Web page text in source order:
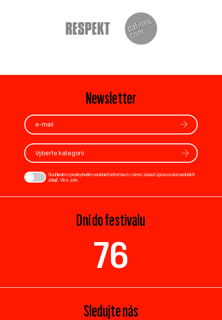
Newsletter
Vyberte kategorii
Souhlasím s poskytnutím osobních informací v rámci zásad zpracování osobních
údajů. Více zde
Dní do festivalu
76
Sledujte nás